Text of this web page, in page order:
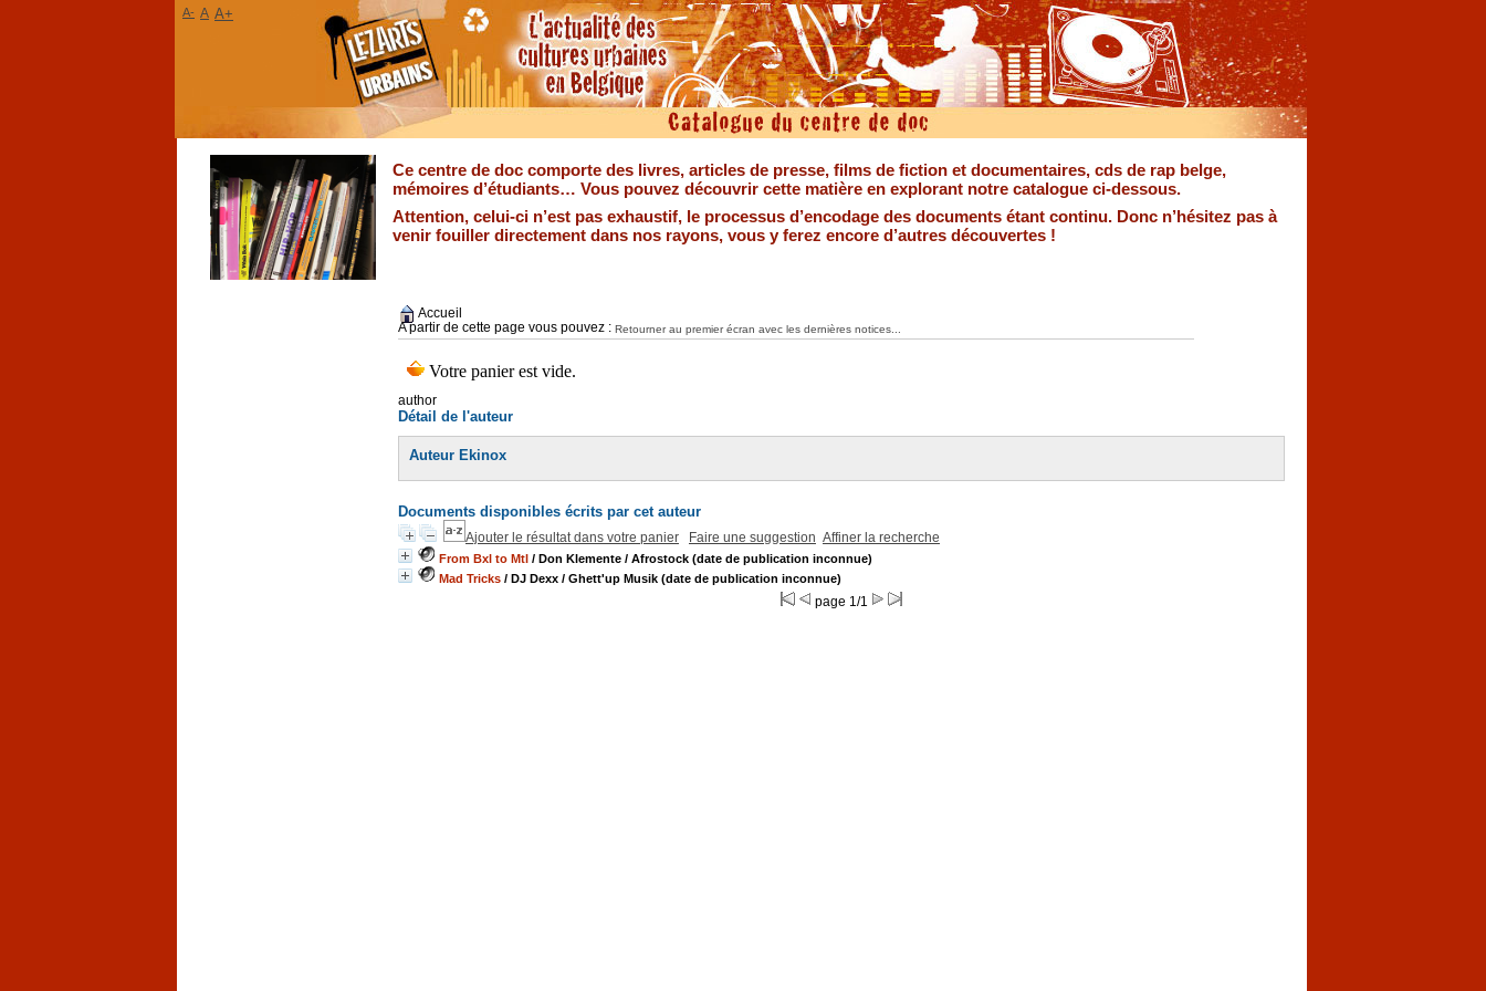
Ce centre de doc comporte des livres, articles de presse, films de fiction et documentaires, cds de rap belge,
mémoires d’étudiants… Vous pouvez découvrir cette matière en explorant notre catalogue ci-dessous.
Attention, celui-ci n’est pas exhaustif, le processus d’encodage des documents étant continu. Donc n’hésitez pas à
venir fouiller directement dans nos rayons, vous y ferez encore d’autres découvertes !
Accueil
A partir de cette page vous pouvez : Retourner au premier écran avec les dernières notices...
author
Détail de l'auteur
Auteur Ekinox
Documents disponibles écrits par cet auteur
Ajouter le résultat dans votre panier Faire une suggestion Affiner la recherche
From Bxl to Mtl / Don Klemente / Afrostock (date de publication inconnue)
Mad Tricks / DJ Dexx / Ghett'up Musik (date de publication inconnue)
page 1/1
A- A A+